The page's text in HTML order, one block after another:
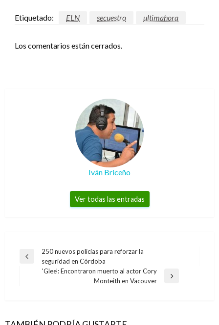
Etiquetado: ELN secuestro ultimahora
Los comentarios están cerrados.
Iván Briceño
Ver todas las entradas
Navegación
Entrada
250 nuevos policías para reforzar la
seguridad en Córdoba
‘Glee’: Encontraron muerto al actor Cory
Monteith en Vacouver